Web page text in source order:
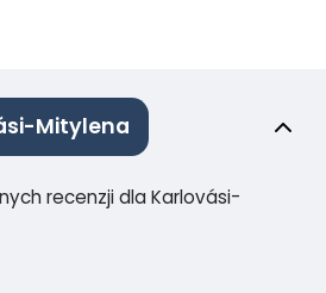
Mitylena
recenzji dla Karlovási-